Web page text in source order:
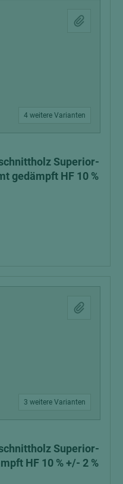
4 weitere Varianten
Superior-
gedämpft HF 10 %
3 weitere Varianten
Superior-
HF 10 % +/- 2 %